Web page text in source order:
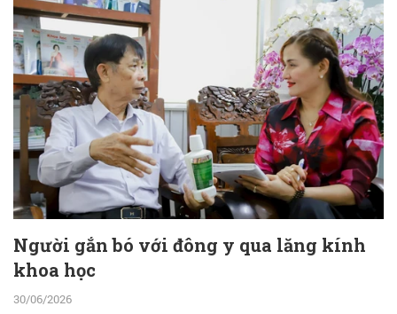
Người gắn bó với đông y qua lăng kính
khoa học
30/06/2026